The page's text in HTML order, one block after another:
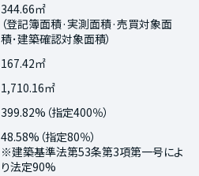
344.66㎡
（登記簿面積·実測面積·売買対象面
積･建築確認対象面積）
167.42㎡
1,710.16㎡
399.82%（指定400％）
48.58%（指定80％）
※建築基準法第53条第3項第一号によ
り法定90%